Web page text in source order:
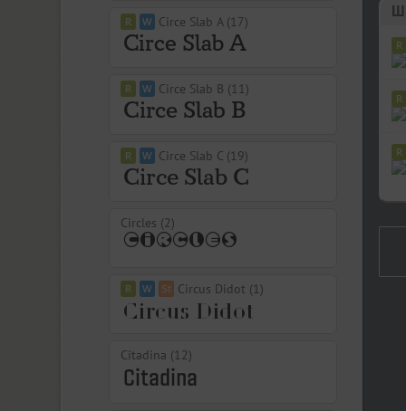
Circe Slab A (17)
Circe Slab B (11)
Circe Slab C (19)
Circles (2)
Circus Didot (1)
Citadina (12)